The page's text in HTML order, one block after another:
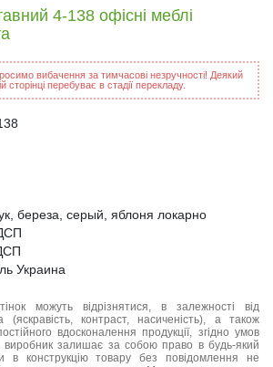
4-138 офісні меблі
вибачення за тимчасові незручності! Деякий
сторінці перебуває в стадії перекладу.
береза, серый, яблоня локарно
Украина
можуть відрізнятися, в залежності від
(яскравість, контраст, насиченість), а також
вдосконалення продукції, згідно умов
виробник залишає за собою право в будь-який
в конструкцію товару без повідомлення не